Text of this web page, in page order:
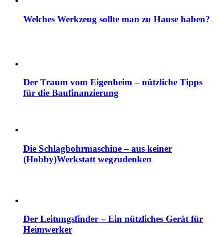
Welches Werkzeug sollte man zu Hause haben?
Der Traum vom Eigenheim – nützliche Tipps
für die Baufinanzierung
Die Schlagbohrmaschine – aus keiner
(Hobby)Werkstatt wegzudenken
Der Leitungsfinder – Ein nützliches Gerät für
Heimwerker